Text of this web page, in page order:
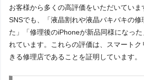
お客様から多くの高評価をいただいてい
SNSでも、「液晶割れや液晶バキバキの修
た」「修理後のiPhoneが新品同様になっ
れています。これらの評価は、スマート
きる修理店であることを証明しています。